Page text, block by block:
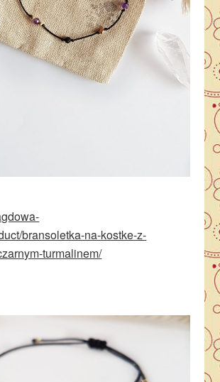
bransoletka-na-kostke-z-
turmalinem/